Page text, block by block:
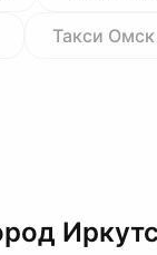
Такси